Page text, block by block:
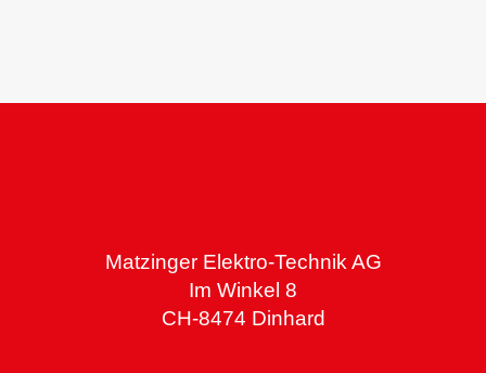
Matzinger Elektro-Technik AG
Im Winkel 8
CH-8474 Dinhard